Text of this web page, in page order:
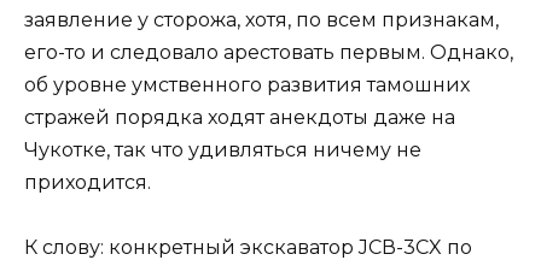
заявление у сторожа, хотя, по всем признакам,
его-то и следовало арестовать первым. Однако,
об уровне умственного развития тамошних
стражей порядка ходят анекдоты даже на
Чукотке, так что удивляться ничему не
приходится.
К слову: конкретный экскаватор JCВ-3СX по